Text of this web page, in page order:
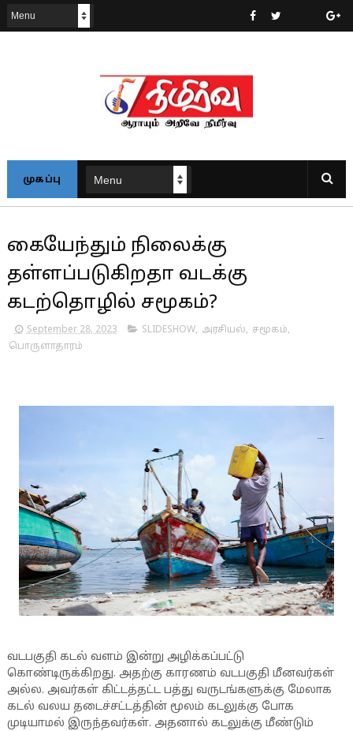
முகப்பு
கையேந்தும் நிலைக்கு
தள்ளப்படுகிறதா வடக்கு
கடற்தொழில் சமூகம்?
September 28, 2023 SLIDESHOW, அரசியல், சமூகம்,
பொருளாதாரம்
வடபகுதி கடல் வளம் இன்று அழிக்கப்பட்டு
கொண்டிருக்கிறது. அதற்கு காரணம் வடபகுதி மீனவர்கள்
அல்ல. அவர்கள் கிட்டத்தட்ட பத்து வருடங்களுக்கு மேலாக
கடல் வலய தடைச்சட்டத்தின் மூலம் கடலுக்கு போக
முடியாமல் இருந்தவர்கள். அதனால் கடலுக்கு மீண்டும்